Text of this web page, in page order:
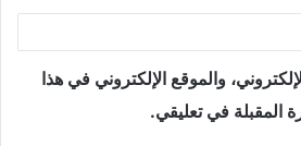
والموقع الإلكتروني في هذا
المقبلة في تعليقي.